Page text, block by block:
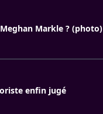
Markle ? (photo)
enfin jugé